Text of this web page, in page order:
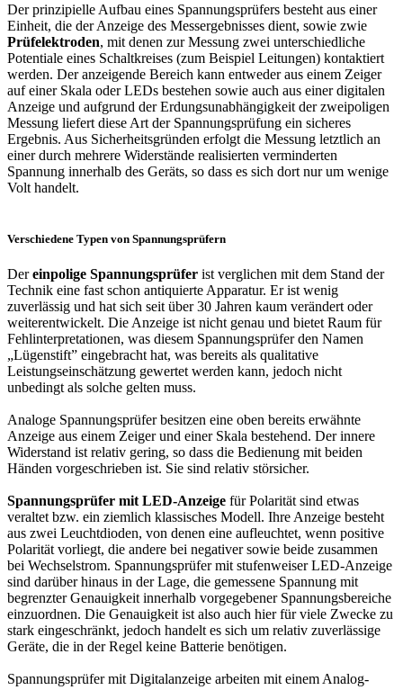
Der prinzipielle Aufbau eines Spannungsprüfers besteht aus einer
Einheit, die der Anzeige des Messergebnisses dient, sowie zwie
Prüfelektroden, mit denen zur Messung zwei unterschiedliche
Potentiale eines Schaltkreises (zum Beispiel Leitungen) kontaktiert
werden. Der anzeigende Bereich kann entweder aus einem Zeiger
auf einer Skala oder LEDs bestehen sowie auch aus einer digitalen
Anzeige und aufgrund der Erdungsunabhängigkeit der zweipoligen
Messung liefert diese Art der Spannungsprüfung ein sicheres
Ergebnis. Aus Sicherheitsgründen erfolgt die Messung letztlich an
einer durch mehrere Widerstände realisierten verminderten
Spannung innerhalb des Geräts, so dass es sich dort nur um wenige
Volt handelt.
Verschiedene Typen von Spannungsprüfern
Dereinpolige Spannungsprüfer ist verglichen mit dem Stand der
Technik eine fast schon antiquierte Apparatur. Er ist wenig
zuverlässig und hat sich seit über 30 Jahren kaum verändert oder
weiterentwickelt. Die Anzeige ist nicht genau und bietet Raum für
Fehlinterpretationen, was diesem Spannungsprüfer den Namen
„Lügenstift” eingebracht hat, was bereits als qualitative
Leistungseinschätzung gewertet werden kann, jedoch nicht
unbedingt als solche gelten muss.
Analoge Spannungsprüfer besitzen eine oben bereits erwähnte
Anzeige aus einem Zeiger und einer Skala bestehend. Der innere
Widerstand ist relativ gering, so dass die Bedienung mit beiden
Händen vorgeschrieben ist. Sie sind relativ störsicher.
Spannungsprüfer mit LED-Anzeige für Polarität sind etwas
veraltet bzw. ein ziemlich klassisches Modell. Ihre Anzeige besteht
aus zwei Leuchtdioden, von denen eine aufleuchtet, wenn positive
Polarität vorliegt, die andere bei negativer sowie beide zusammen
bei Wechselstrom. Spannungsprüfer mit stufenweiser LED-Anzeige
sind darüber hinaus in der Lage, die gemessene Spannung mit
begrenzter Genauigkeit innerhalb vorgegebener Spannungsbereiche
einzuordnen. Die Genauigkeit ist also auch hier für viele Zwecke zu
stark eingeschränkt, jedoch handelt es sich um relativ zuverlässige
Geräte, die in der Regel keine Batterie benötigen.
Spannungsprüfer mit Digitalanzeige arbeiten mit einem Analog-